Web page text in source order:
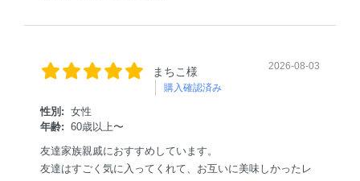
まちこ様
購入確認済み
2026-08-03
性別: 女性
年齢: 60歳以上〜
友達家族親戚におすすめしています。
友達はすごく気に入ってくれて、お互いに美味しかったレ